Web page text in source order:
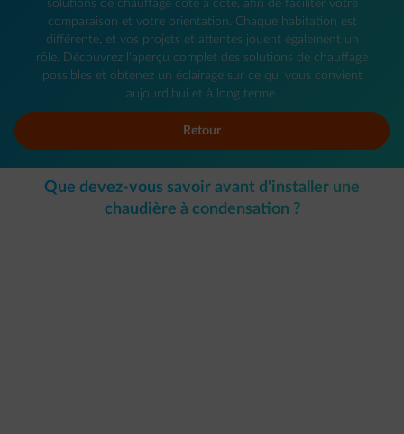
solutions de chauffage côte à côte, afin de faciliter votre
comparaison et votre orientation. Chaque habitation est
différente, et vos projets et attentes jouent également un
rôle. Découvrez l'aperçu complet des solutions de chauffage
possibles et obtenez un éclairage sur ce qui vous convient
aujourd'hui et à long terme.
Retour
Que devez-vous savoir avant d'installer une
chaudière à condensation ?